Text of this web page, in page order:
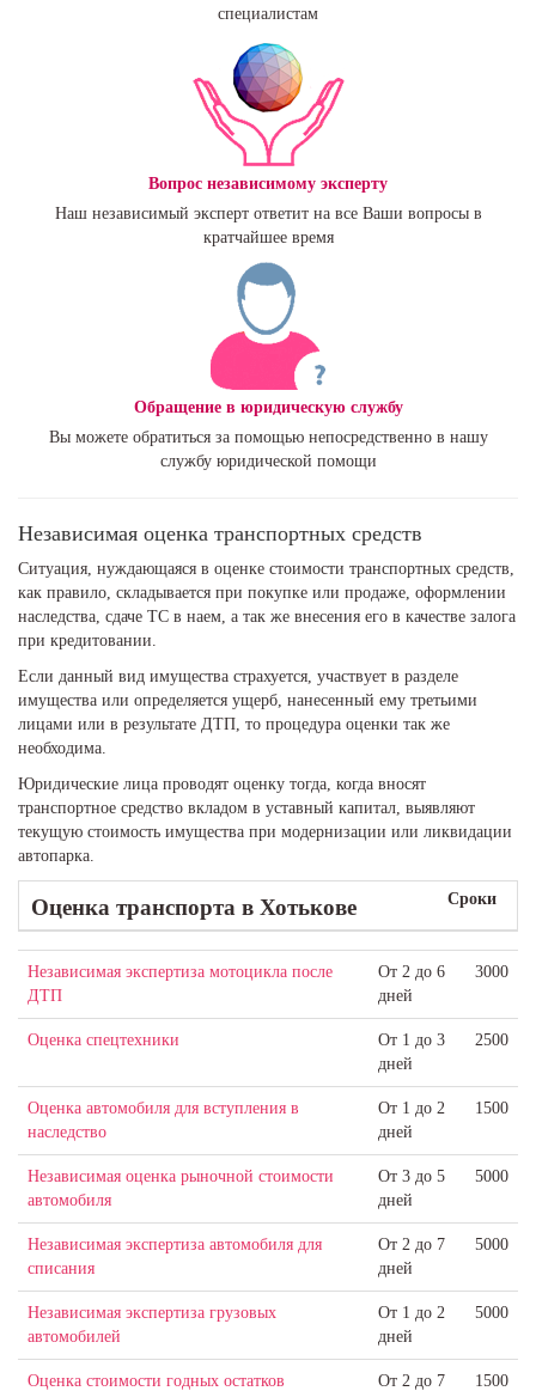
специалистам
Вопрос независимому эксперту
Наш независимый эксперт ответит на все Ваши вопросы в
кратчайшее время
Обращение в юридическую службу
Вы можете обратиться за помощью непосредственно в нашу
службу юридической помощи
Независимая оценка транспортных средств
Ситуация, нуждающаяся в оценке стоимости транспортных средств,
как правило, складывается при покупке или продаже, оформлении
наследства, сдаче ТС в наем, а так же внесения его в качестве залога
при кредитовании.
Если данный вид имущества страхуется, участвует в разделе
имущества или определяется ущерб, нанесенный ему третьими
лицами или в результате ДТП, то процедура оценки так же
необходима.
Юридические лица проводят оценку тогда, когда вносят
транспортное средство вкладом в уставный капитал, выявляют
текущую стоимость имущества при модернизации или ликвидации
автопарка.
Оценка транспорта в Хотькове Сроки
Независимая экспертиза мотоцикла после
ДТП
От 2 до 6
дней
3000
Оценка спецтехники
От 1 до 3
дней
2500
Оценка автомобиля для вступления в
наследство
От 1 до 2
дней
1500
Независимая оценка рыночной стоимости
автомобиля
От 3 до 5
дней
5000
Независимая экспертиза автомобиля для
списания
От 2 до 7
дней
5000
Независимая экспертиза грузовых
автомобилей
От 1 до 2
дней
5000
Оценка стоимости годных остатков
От 2 до 7
1500